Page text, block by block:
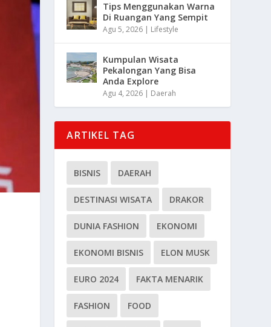
Tips Menggunakan Warna
Di Ruangan Yang Sempit
Agu 5, 2026 | Lifestyle
Kumpulan Wisata
Pekalongan Yang Bisa
Anda Explore
Agu 4, 2026 | Daerah
ARTIKEL TAG
BISNIS DAERAH
DESTINASI WISATA DRAKOR
DUNIA FASHION EKONOMI
EKONOMI BISNIS ELON MUSK
EURO 2024 FAKTA MENARIK
FASHION FOOD